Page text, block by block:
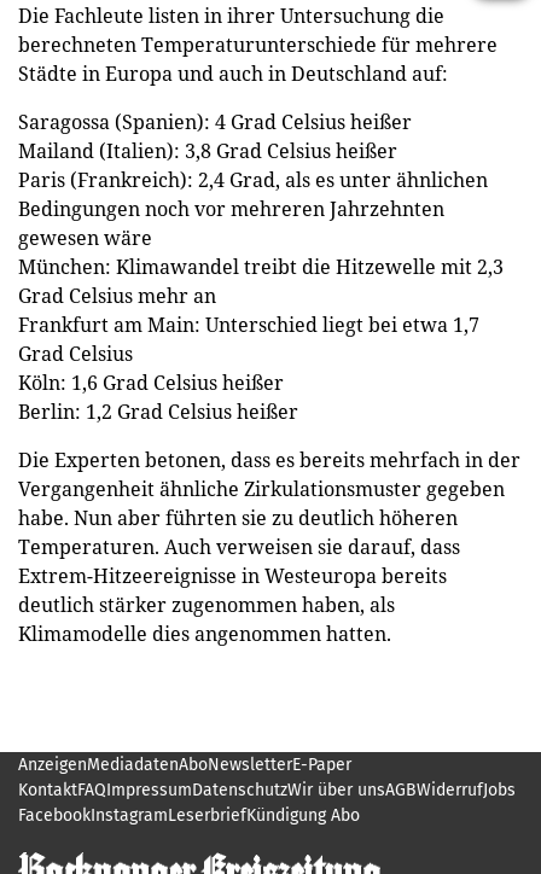
Die Fachleute listen in ihrer Untersuchung die
berechneten Temperaturunterschiede für mehrere
Städte in Europa und auch in Deutschland auf:
Saragossa (Spanien): 4 Grad Celsius heißer
Mailand (Italien): 3,8 Grad Celsius heißer
Paris (Frankreich): 2,4 Grad, als es unter ähnlichen
Bedingungen noch vor mehreren Jahrzehnten
gewesen wäre
München: Klimawandel treibt die Hitzewelle mit 2,3
Grad Celsius mehr an
Frankfurt am Main: Unterschied liegt bei etwa 1,7
Grad Celsius
Köln: 1,6 Grad Celsius heißer
Berlin: 1,2 Grad Celsius heißer
Die Experten betonen, dass es bereits mehrfach in der
Vergangenheit ähnliche Zirkulationsmuster gegeben
habe. Nun aber führten sie zu deutlich höheren
Temperaturen. Auch verweisen sie darauf, dass
Extrem-Hitzeereignisse in Westeuropa bereits
deutlich stärker zugenommen haben, als
Klimamodelle dies angenommen hatten.
AnzeigenMediadatenAboNewsletterE-Paper
KontaktFAQImpressumDatenschutzWir über unsAGBWiderrufJobs
FacebookInstagramLeserbriefKündigung Abo